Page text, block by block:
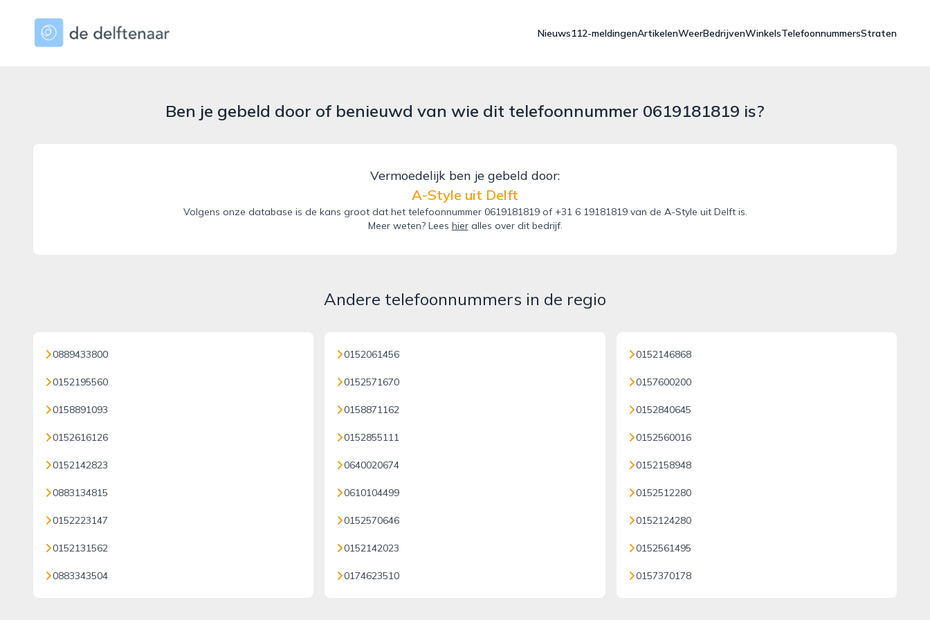
dedelftenaar.nl
Nieuws112-meldingenArtikelenWeerBedrijvenWinkelsTelefoonnummersStraten
Ben je gebeld door of benieuwd van wie dit telefoonnummer 0619181819 is?
Vermoedelijk ben je gebeld door:
A-Style uit Delft
Volgens onze database is de kans groot dat het telefoonnummer 0619181819 of +31 6 19181819 van de A-Style uit Delft is.
Meer weten? Lees hieralles over dit bedrijf.
Andere telefoonnummers in de regio
0889433800
0152195560
0158891093
0152616126
0152142823
0883134815
0152223147
0152131562
0883343504
0152061456
0152571670
0158871162
0152855111
0640020674
0610104499
0152570646
0152142023
0174623510
0152146868
0157600200
0152840645
0152560016
0152158948
0152512280
0152124280
0152561495
0157370178